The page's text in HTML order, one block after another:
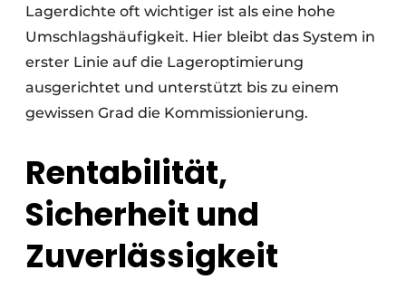
Lagerdichte oft wichtiger ist als eine hohe
Umschlagshäufigkeit. Hier bleibt das System in
erster Linie auf die Lageroptimierung
ausgerichtet und unterstützt bis zu einem
gewissen Grad die Kommissionierung.
Rentabilität,
Sicherheit und
Zuverlässigkeit